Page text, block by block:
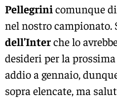
Pellegrinicomunque
nel nostro campionato.
dell’Interche lo
desideri per la
addio a gennaio,
sopra elencate, ma